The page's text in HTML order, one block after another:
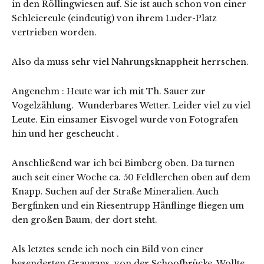
in den Röllingwiesen auf. Sie ist auch schon von einer
Schleiereule (eindeutig) von ihrem Luder-Platz
vertrieben worden.
Also da muss sehr viel Nahrungsknappheit herrschen.
Angenehm : Heute war ich mit Th. Sauer zur
Vogelzählung. Wunderbares Wetter. Leider viel zu viel
Leute. Ein einsamer Eisvogel wurde von Fotografen
hin und her gescheucht .
Anschließend war ich bei Bimberg oben. Da turnen
auch seit einer Woche ca. 50 Feldlerchen oben auf dem
Knapp. Suchen auf der Straße Mineralien. Auch
Bergfinken und ein Riesentrupp Hänflinge fliegen um
den großen Baum, der dort steht.
Als letztes sende ich noch ein Bild von einer